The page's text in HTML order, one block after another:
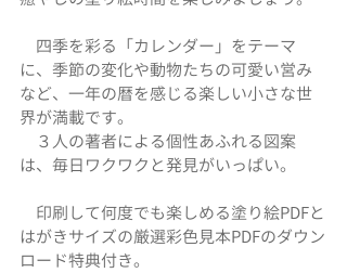
四季を彩る「カレンダー」をテーマ
に、季節の変化や動物たちの可愛い営み
など、一年の暦を感じる楽しい小さな世
界が満載です。
３人の著者による個性あふれる図案
は、毎日ワクワクと発見がいっぱい。
印刷して何度でも楽しめる塗り絵PDFと
はがきサイズの厳選彩色見本PDFのダウン
ロード特典付き。